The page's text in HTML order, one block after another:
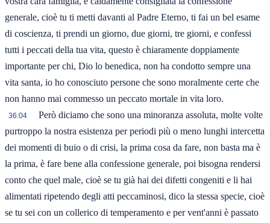
36:04
Però diciamo che sono una minoranza assoluta, molte volte
purtroppo la nostra esistenza per periodi più o meno lunghi intercetta
dei momenti di buio o di crisi, la prima cosa da fare, non basta ma è
la prima, è fare bene alla confessione generale, poi bisogna rendersi
conto che quel male, cioè se tu già hai dei difetti congeniti e li hai
alimentati ripetendo degli atti peccaminosi, dico la stessa specie, cioè
se tu sei con un collerico di temperamento e per vent'anni è passato